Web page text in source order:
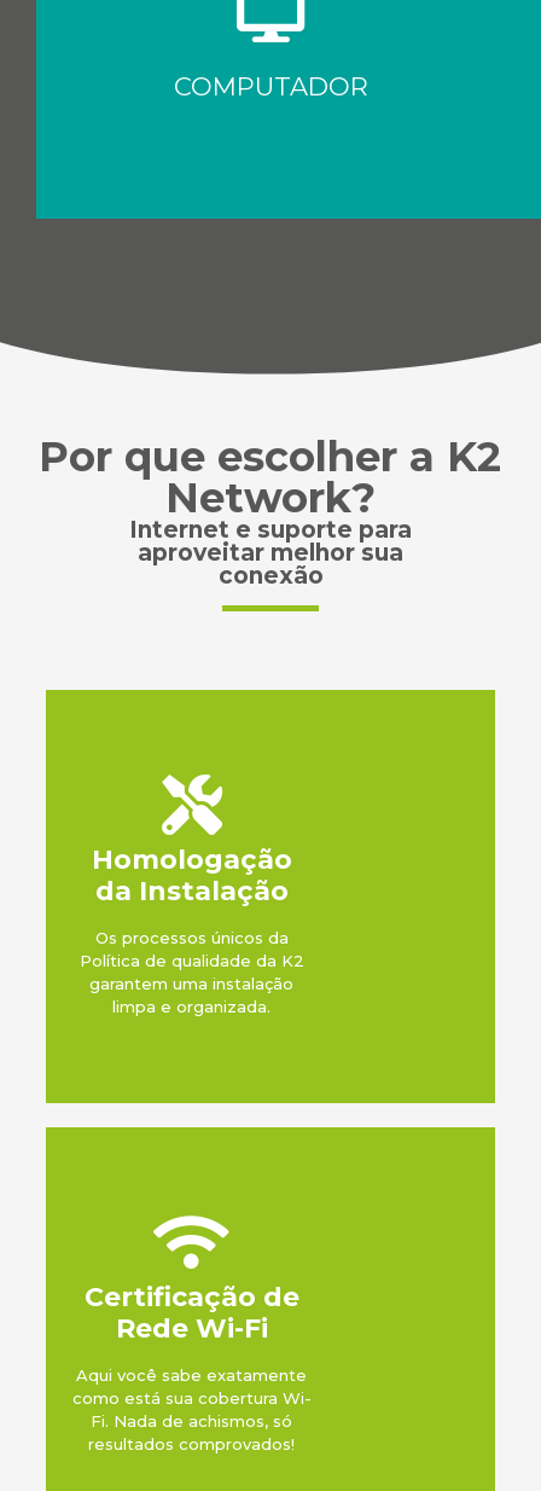
COMPUTADOR
Google Chrome
Por que escolher a K2
Network?
Internet e suporte para
aproveitar melhor sua
conexão
Homologação
da Instalação
Os processos únicos da
Política de qualidade da K2
garantem uma instalação
limpa e organizada.​
Certificação de
Rede Wi-Fi
Aqui você sabe exatamente
como está sua cobertura Wi-
Fi. Nada de achismos, só
resultados comprovados!